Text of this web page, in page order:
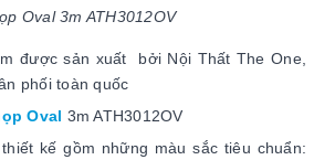
Oval 3m ATH3012OV
được sản xuất bởi Nội Thất The One,
phối toàn quốc
Oval 3m ATH3012OV
kế gồm những màu sắc tiêu chuẩn: